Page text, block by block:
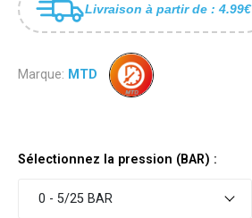
Livraison à partir de : 4.99€
Marque: MTD
Sélectionnez la pression (BAR) :
0 - 5/25 BAR